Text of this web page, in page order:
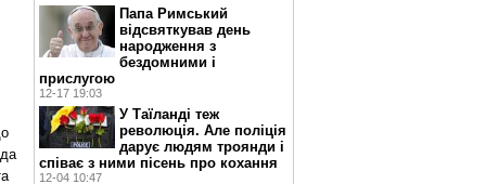
Папа Римський
відсвяткував день
народження з
бездомними і
прислугою
12-17 19:03
У Таїланді теж
революція. Але поліція
дарує людям троянди і
співає з ними пісень про кохання
12-04 10:47